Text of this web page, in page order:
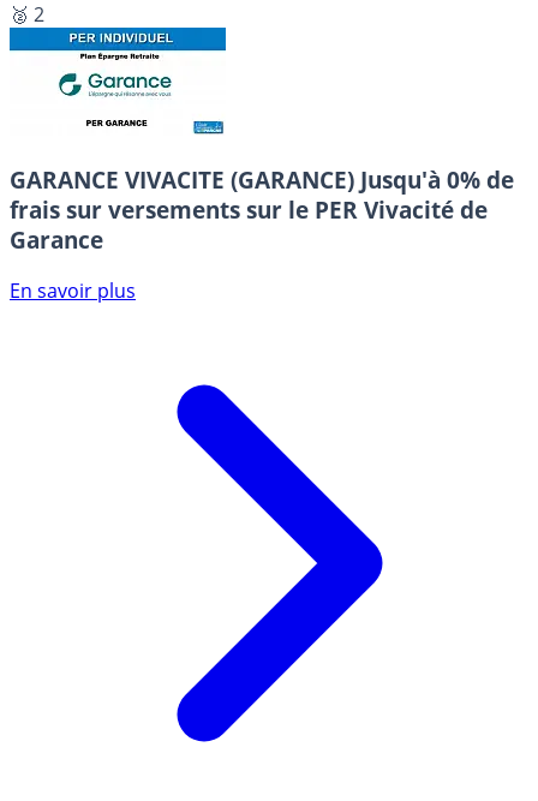
🥈 2
GARANCE VIVACITE (GARANCE) Jusqu'à 0% de
frais sur versements sur le PER Vivacité de
Garance
En savoir plus